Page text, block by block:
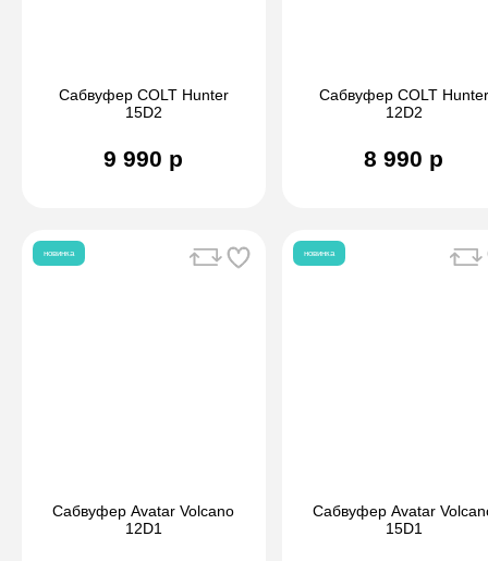
Сабвуфер COLT Hunter
15D2
9 990 р
Сабвуфер COLT Hunter
12D2
8 990 р
Сабвуфер Avatar Volcano
12D1
новинка
Сабвуфер Avatar
15D1
новинка